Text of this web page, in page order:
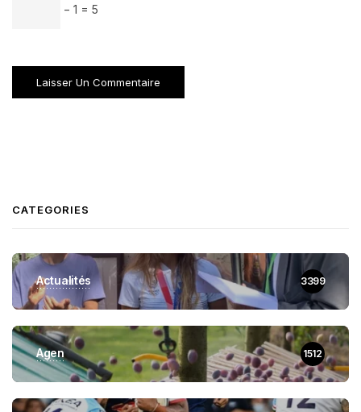
− 1 = 5
CATEGORIES
Actualités 3399
Agen 1512